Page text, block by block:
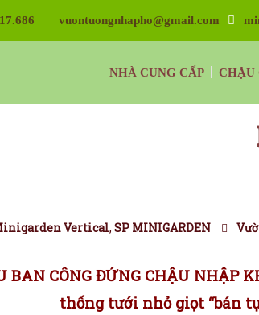
vuontuongnhapho@gmail.com
Nhà Phố Minigarden
NHÀ CUNG CẤP CHẬU
Vertical, SP MINIGARDEN
BAN CÔNG ĐỨNG CHẬU NHẬP
thống tưới nhỏ giọt “bán